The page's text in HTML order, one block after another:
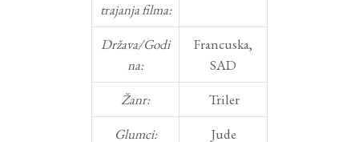
trajanja filma:
Država/Godi
na:
Francuska,
SAD
Žanr:
Triler
Glumci:
Jude